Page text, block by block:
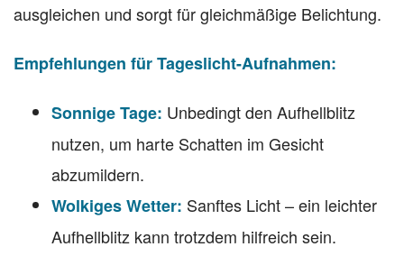
ausgleichen und sorgt für gleichmäßige Belichtung.
Empfehlungen für Tageslicht-Aufnahmen:
Sonnige Tage: Unbedingt den Aufhellblitz
nutzen, um harte Schatten im Gesicht
abzumildern.
Wolkiges Wetter: Sanftes Licht – ein leichter
Aufhellblitz kann trotzdem hilfreich sein.